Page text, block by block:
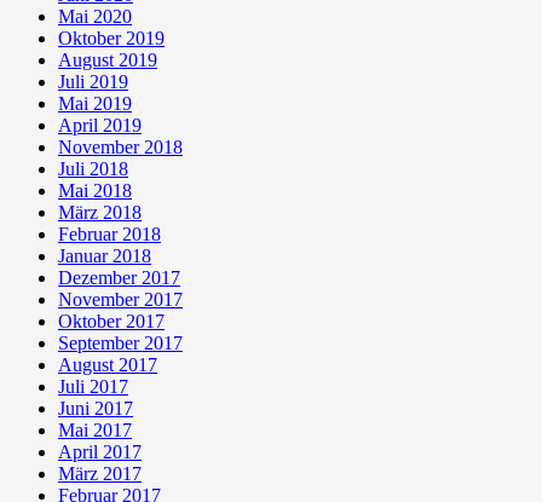
Mai 2020
Oktober 2019
August 2019
Juli 2019
Mai 2019
April 2019
November 2018
Juli 2018
Mai 2018
März 2018
Februar 2018
Januar 2018
Dezember 2017
November 2017
Oktober 2017
September 2017
August 2017
Juli 2017
Juni 2017
Mai 2017
April 2017
März 2017
Februar 2017